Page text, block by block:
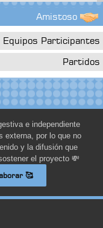
Amistoso
Equipos Participantes
Partidos
e independiente
por lo que no
y la difusión que
el proyecto 💸
🥰